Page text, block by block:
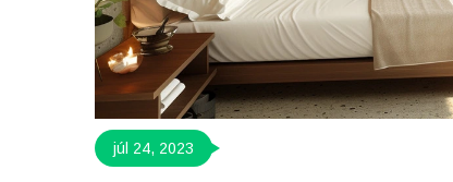
júl 24, 2023